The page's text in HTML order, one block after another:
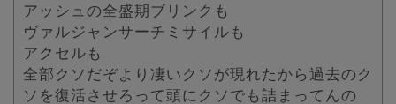
アッシュの全盛期ブリンクも
ヴァルジャンサーチミサイルも
アクセルも
全部クソだぞより凄いクソが現れたから過去のク
ソを復活させろって頭にクソでも詰まってんの